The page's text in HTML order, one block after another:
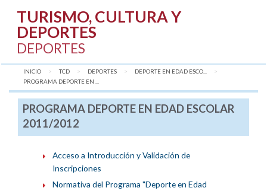
TURISMO, CULTURA Y
DEPORTES
DEPORTES
INICIO TCD DEPORTES
DEPORTE EN EDAD ESCO...
AQUÍ:
PROGRAMA DEPORTE EN ...
PROGRAMA DEPORTE EN EDAD ESCOLAR
2011/2012
Acceso a Introducción y Validación de
Inscripciones
Normativa del Programa "Deporte en Edad